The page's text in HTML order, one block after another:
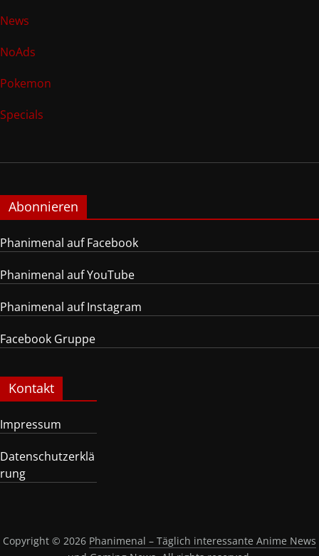
News
NoAds
Pokemon
Specials
Abonnieren
Phanimenal auf Facebook
Phanimenal auf YouTube
Phanimenal auf Instagram
Facebook Gruppe
Kontakt
Impressum
Datenschutzerklä
rung
Copyright © 2026 Phanimenal – Täglich interessante Anime News